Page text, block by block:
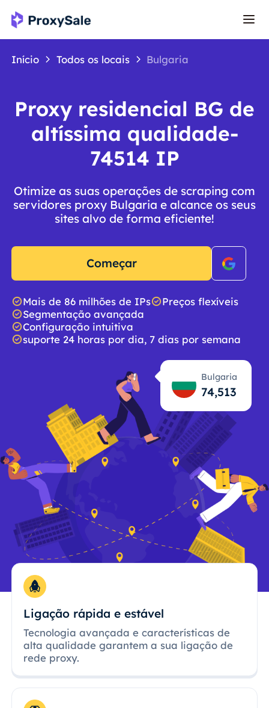
Início Todos os locais Bulgaria
Proxy residencial BG de
altíssima qualidade-
74514 IP
Otimize as suas operações de scraping com
servidores proxy Bulgaria e alcance os seus
sites alvo de forma eficiente!
Começar
Mais de 86 milhões de IPs
Preços flexíveis
Segmentação avançada
Configuração intuitiva
suporte 24 horas por dia, 7 dias por semana
Bulgaria
74,514
Ligação rápida e estável
Tecnologia avançada e características de
alta qualidade garantem a sua ligação de
rede proxy.